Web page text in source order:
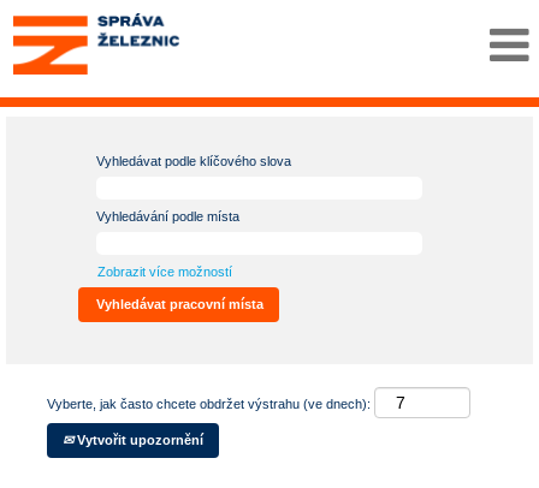
Vyhledávat podle klíčového slova
Vyhledávání podle místa
Zobrazit více možností
Vyberte, jak často chcete obdržet výstrahu (ve dnech):
Vytvořit upozornění